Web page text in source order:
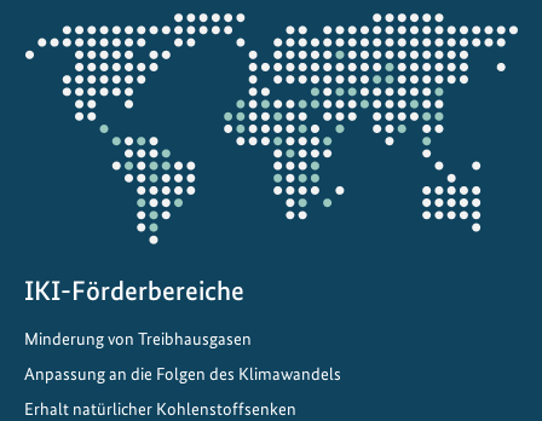
i
e
d
e
r
h
l
Öffnet
die
Projektkarte
IKI-Förderbereiche
Minderung von Treibhausgasen
Anpassung an die Folgen des Klimawandels
Erhalt natürlicher Kohlenstoffsenken